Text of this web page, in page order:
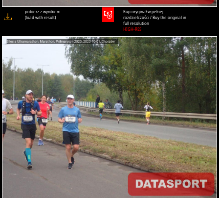
pobierz z wynikiem
(load with result)
Kup oryginał w pełnej
rozdzielczości / Buy the original in
full resolution
HIGH-RES